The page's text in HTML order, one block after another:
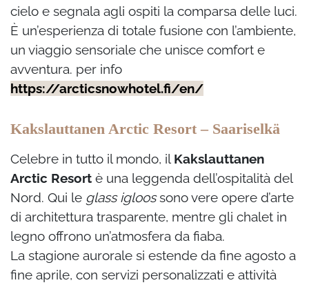
cielo e segnala agli ospiti la comparsa delle luci.
È un’esperienza di totale fusione con l’ambiente,
un viaggio sensoriale che unisce comfort e
avventura. per info
https://arcticsnowhotel.fi/en/
Kakslauttanen Arctic Resort – Saariselkä
Celebre in tutto il mondo, il Kakslauttanen
Arctic Resort è una leggenda dell’ospitalità del
Nord. Qui le glass igloossono vere opere d’arte
di architettura trasparente, mentre gli chalet in
legno offrono un’atmosfera da fiaba.
La stagione aurorale si estende da fine agosto a
fine aprile, con servizi personalizzati e attività